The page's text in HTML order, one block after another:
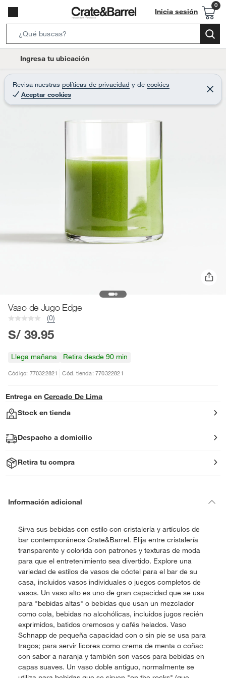
Inicia sesión
e
r
c
t
Ingresa tu ubicación
Revisa nuestras políticas de privacidad y de cookies
Aceptar cookies
C
e
r
Vaso de Jugo Edge
(0)
S/ 39.95
Llega mañana Retira desde 90 min
Código: 770322821 Cód. tienda: 770322821
Entrega en Cercado De Lima
Stock en tienda
Despacho a domicilio
Retira tu compra
Información adicional
Sirva sus bebidas con estilo con cristalería y artículos de
bar contemporáneos Crate&Barrel. Elija entre cristalería
transparente y colorida con patrones y texturas de moda
para que el entretenimiento sea divertido. Explore una
variedad de estilos de vasos de cóctel para el bar de su
casa, incluidos vasos individuales o juegos completos de
vasos. Un vaso alto es uno de gran capacidad que se usa
para "bebidas altas" o bebidas que usan un mezclador
como cola, bebidas no alcohólicas, incluidos jugos recién
exprimidos, batidos cremosos y cafés helados. Vaso
Schnapp de pequeña capacidad con o sin pie se usa para
tragos; para servir licores como crema de menta o coñac
con sabor a naranja y también son vasos para bebidas en
capas suaves. Un vaso doble antiguo, normalmente se